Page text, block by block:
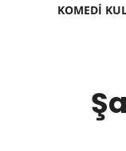
KOMEDİ